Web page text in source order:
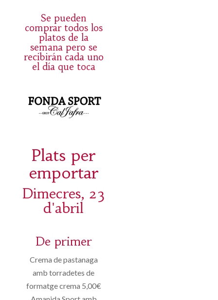
Se pueden
comprar todos los
platos de la
semana pero se
recibirán cada uno
el día que toca
Plats per
emportar
Dimecres, 23
d'abril
De primer
Crema de pastanaga
amb torradetes de
formatge crema 5,00€